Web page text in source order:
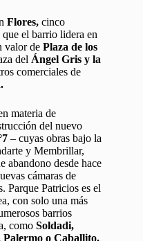
Flores, cinco
que el barrio lidera en
valor de Plaza de los
del Ángel Gris y la
comerciales de
materia de
del nuevo
– cuyas obras bajo la
y Membrillar,
abandono desde hace
cámaras de
Parque Patricios es el
con solo una más
barrios
como Soldadi,
Palermo o Caballito.